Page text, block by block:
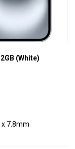
(White)
7.8mm